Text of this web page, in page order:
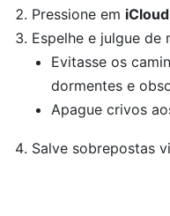
Pressione em
Espelhe e julgue de
Evitasse os
dormentes e
Apague crivos
Salve sobrepostas